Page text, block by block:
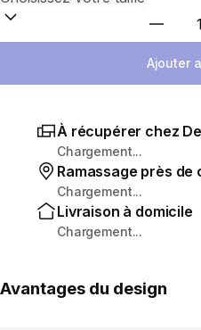
Ajouter
À récupérer chez
Chargement...
Ramassage près de
Chargement...
Livraison à domicile
Chargement...
Avantages du design